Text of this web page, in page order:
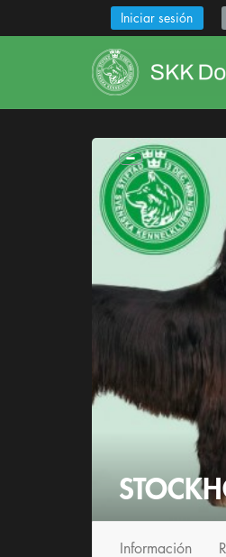
Iniciar sesión
Información